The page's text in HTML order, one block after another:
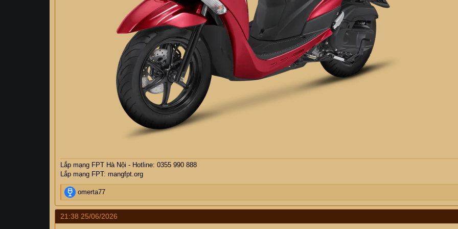
Lắp mạng FPT Hà Nội - Hotline: 0355 990 888
Lắp mạng FPT: mangfpt.org
R
e
a
c
omerta77
21:38 25/06/2026